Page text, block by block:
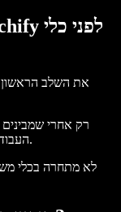
את השלב
רק אחרי
העבודה האמיתית, לא את הגישה המסורתית של תוכנה.